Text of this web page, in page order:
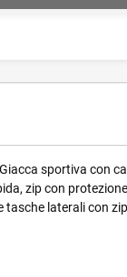
sportiva con
zip con
laterali con